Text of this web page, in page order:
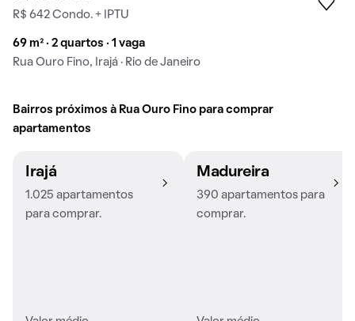
R$ 642 Condo. + IPTU
69 m² · 2 quartos · 1 vaga
Rua Ouro Fino, Irajá · Rio de Janeiro
Bairros próximos à Rua Ouro Fino para comprar
apartamentos
Irajá
1.025 apartamentos
para comprar.
Madureira
390 apartamentos para
comprar.